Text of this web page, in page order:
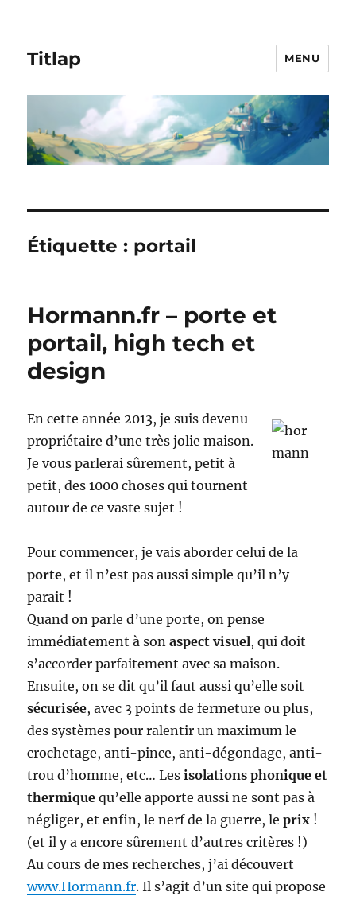
Titlap MENU
Étiquette : portail
Hormann.fr – porte et
portail, high tech et
design
En cette année 2013, je suis devenu
propriétaire d’une très jolie maison.
Je vous parlerai sûrement, petit à
petit, des 1000 choses qui tournent
autour de ce vaste sujet !
Pour commencer, je vais aborder celui de la
porte, et il n’est pas aussi simple qu’il n’y
parait !
Quand on parle d’une porte, on pense
immédiatement à sonaspect visuel, qui doit
s’accorder parfaitement avec sa maison.
Ensuite, on se dit qu’il faut aussi qu’elle soit
sécurisée, avec 3 points de fermeture ou plus,
des systèmes pour ralentir un maximum le
crochetage, anti-pince, anti-dégondage, anti-
trou d’homme, etc… Lesisolations phonique et
thermique qu’elle apporte aussi ne sont pas à
négliger, et enfin, le nerf de la guerre, leprix !
(et il y a encore sûrement d’autres critères !)
Au cours de mes recherches, j’ai découvert
www.Hormann.fr. Il s’agit d’un site qui propose